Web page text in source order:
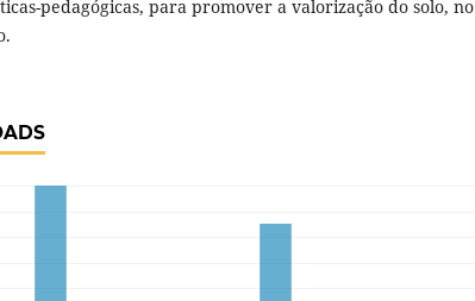
pedagógicas, para promover a valorização do solo, no